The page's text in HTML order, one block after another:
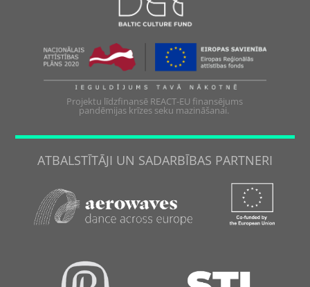
Projektu līdzfinansē REACT-EU finansējums
pandēmijas krīzes seku mazināšanai.
ATBALSTĪTĀJI UN SADARBĪBAS PARTNERI